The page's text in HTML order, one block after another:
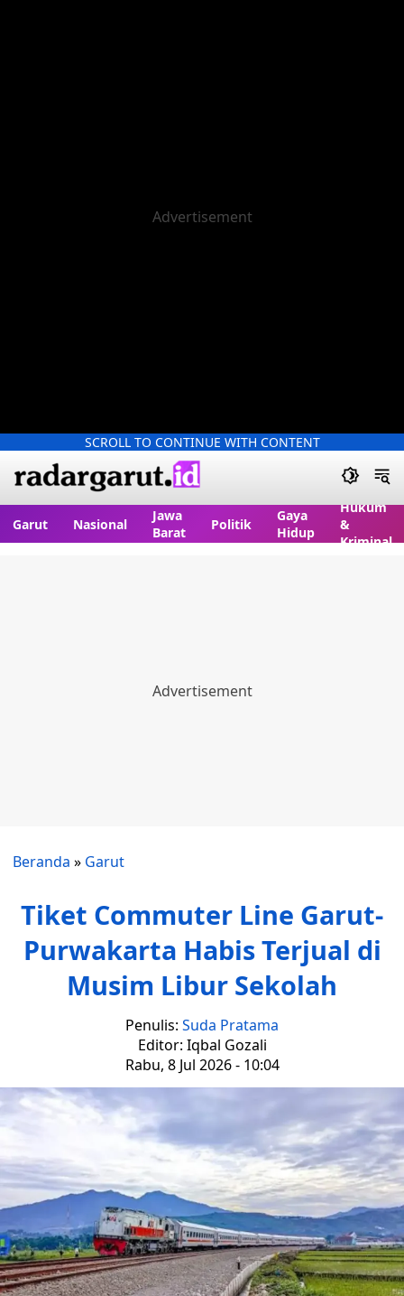
SCROLL TO CONTINUE WITH CONTENT
Garut Nasional
Jawa
Barat
Politik
Gaya
Hidup
Hukum
&
Kriminal
Beranda » Garut
Tiket Commuter Line Garut-
Purwakarta Habis Terjual di
Musim Libur Sekolah
Penulis: Suda Pratama
Editor: Iqbal Gozali
Rabu, 8 Jul 2026 - 10:04